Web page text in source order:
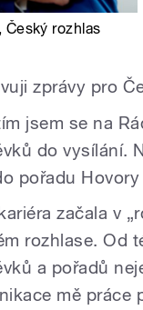
, Český rozhlas
zprávy pro
jsem se na
do vysílání.
pořadu Hovory
začala v
rozhlase. Od
a pořadů
mě práce